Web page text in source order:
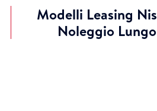
Modelli Leasing
Noleggio